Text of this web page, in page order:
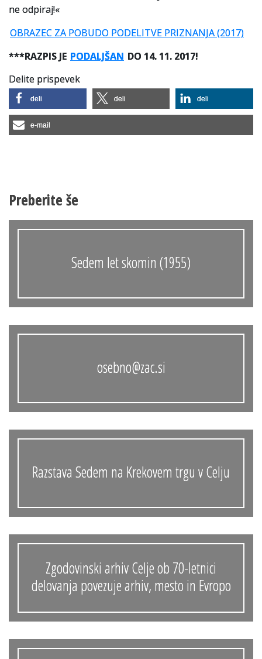
ne odpiraj!«
OBRAZEC ZA POBUDO PODELITVE PRIZNANJA (2017)
***RAZPIS JE PODALJŠAN DO 14. 11. 2017!
Delite prispevek
deli deli deli
e-mail
Preberite še
Sedem let skomin (1955)
osebno@zac.si
Razstava Sedem na Krekovem trgu v Celju
Zgodovinski arhiv Celje ob 70-letnici
delovanja povezuje arhiv, mesto in Evropo